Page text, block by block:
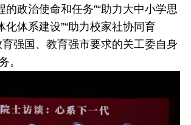
的政治使命和任务”“助力大中小学思
化体系建设”“助力校家社协同育
育强国、教育强市要求的关工委自身
。